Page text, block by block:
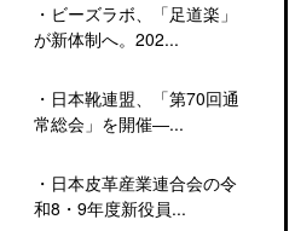
・ ビーズラボ、「足道楽」
が新体制へ。202...
・ 日本靴連盟、「第70回通
常総会」を開催―...
・ 日本皮革産業連合会の令
和8・9年度新役員...